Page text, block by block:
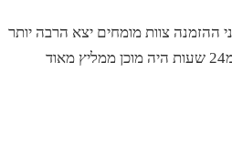
צוות מומחים יצא הרבה יותר